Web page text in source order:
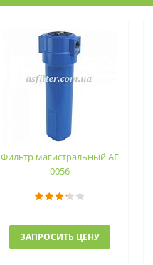
Фильтр магистральный AF
0056
ЗАПРОСИТЬ ЦЕНУ